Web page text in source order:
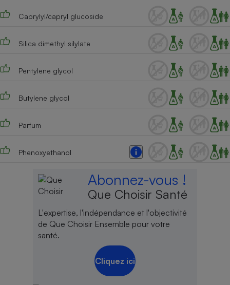
Caprylyl/capryl glucoside
Silica dimethyl silylate
Pentylene glycol
Butylene glycol
Parfum
Phenoxyethanol
Abonnez-vous !
Que Choisir Santé
L'expertise, l'indépendance et l'objectivité
de Que Choisir Ensemble pour votre
santé.
Cliquez ici